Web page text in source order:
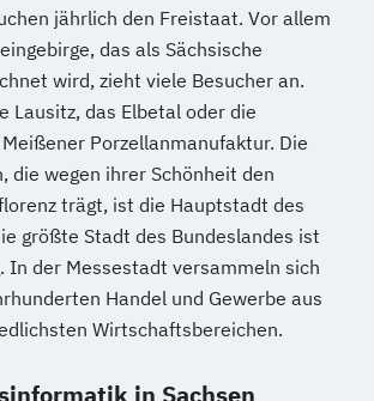
jährlich den Freistaat. Vor allem
das als Sächsische
wird, zieht viele Besucher an.
Lausitz, das Elbetal oder die
Porzellanmanufaktur. Die
die wegen ihrer Schönheit den
trägt, ist die Hauptstadt des
größte Stadt des Bundeslandes ist
In der Messestadt versammeln sich
Handel und Gewerbe aus
Wirtschaftsbereichen.
in Sachsen